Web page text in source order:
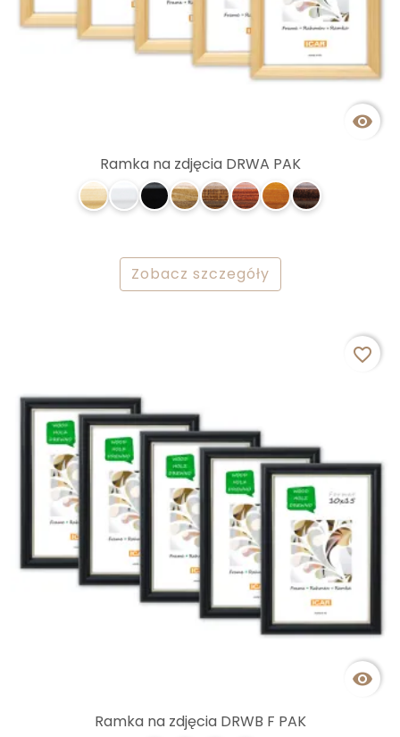

Ramka na zdjęcia DRWA PAK
Zobacz szczegóły

favorite_border
Ramka na zdjęcia DRWB F PAK